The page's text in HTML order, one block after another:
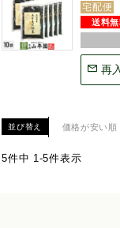
宅配便
再
並び替え 価格が安い順
5件中 1 -5件表示